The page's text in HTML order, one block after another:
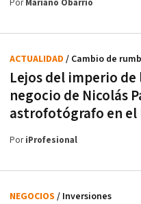
PorMariano Obarrio
Lejos del imperio
negocio de Nicolás
astrofotógrafo en el
ACTUALIDAD / Cambio de
PoriProfesional
NEGOCIOS / Inversiones